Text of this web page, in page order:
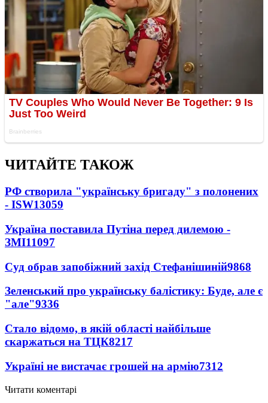
ЧИТАЙТЕ ТАКОЖ
РФ створила "українську бригаду" з полонених
- ISW13059
Україна поставила Путіна перед дилемою -
ЗМІ11097
Суд обрав запобіжний захід Стефанішиній9868
Зеленський про українську балістику: Буде, але є
"але"9336
Стало відомо, в якій області найбільше
скаржаться на ТЦК8217
Україні не вистачає грошей на армію7312
Читати коментарі